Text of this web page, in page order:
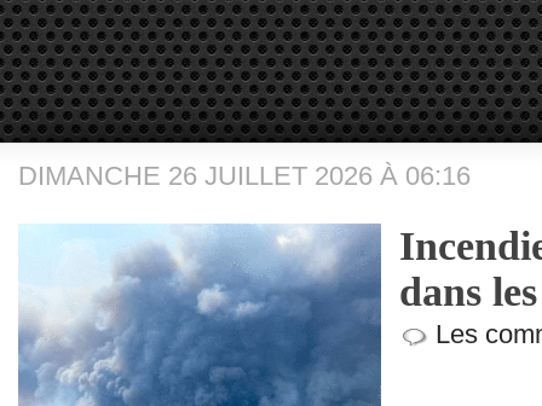
DIMANCHE 26 JUILLET 2026 À 06:16
dans
Les